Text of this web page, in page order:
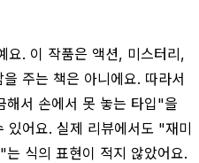
요. 이 작품은 액션, 미스터리,
주는 책은 아니에요. 따라서
해서 손에서 못 놓는 타입"을
있어요. 실제 리뷰에서도 "재미
식의 표현이 적지 않았어요.